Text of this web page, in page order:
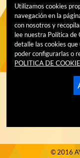
© 2016
Utilizamos cookies
navegación en la
con nosotros y
lee nuestra Política de
detalle las cookies
poder configurarlas o
POLITICA DE